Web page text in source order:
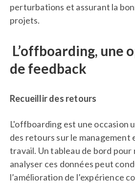
perturbations et assurant la
projets.
L’offboarding, une
de feedback
Recueillir des retours
L'offboarding est une occasion
des retours sur le management
travail. Un tableau de bord pour
analyser ces données peut
l’amélioration de l’expérience